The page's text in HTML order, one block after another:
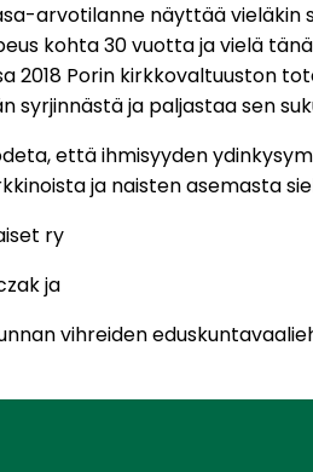
arvotilanne näyttää vieläkin
kohta 30 vuotta ja vielä
2018 Porin kirkkovaltuuston
syrjinnästä ja paljastaa sen
että ihmisyyden
ja naisten asemasta
ry
ja
vihreiden